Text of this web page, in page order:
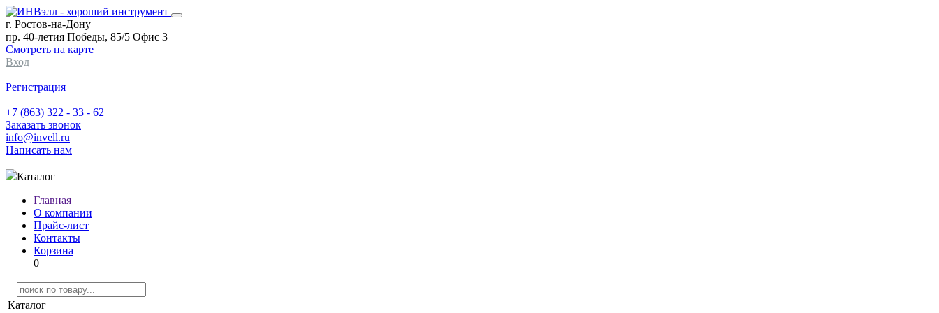
г. Ростов-на-Дону
пр. 40-летия Победы, 85/5 Офис 3
Смотреть на карте
Вход
Регистрация
+7 (863) 322 - 33 - 62
Заказать звонок
info@invell.ru
Написать нам
Каталог
Главная
О компании
Прайс-лист
Контакты
Корзина
0
Каталог